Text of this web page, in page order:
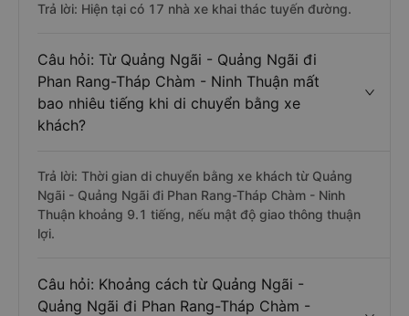
Trả lời: Hiện tại có 17 nhà xe khai thác tuyến đường.
Câu hỏi: Từ Quảng Ngãi - Quảng Ngãi đi
Phan Rang-Tháp Chàm - Ninh Thuận mất
bao nhiêu tiếng khi di chuyển bằng xe
khách?
Trả lời: Thời gian di chuyển bằng xe khách từ Quảng
Ngãi - Quảng Ngãi đi Phan Rang-Tháp Chàm - Ninh
Thuận khoảng 9.1 tiếng, nếu mật độ giao thông thuận
lợi.
Câu hỏi: Khoảng cách từ Quảng Ngãi -
Quảng Ngãi đi Phan Rang-Tháp Chàm -